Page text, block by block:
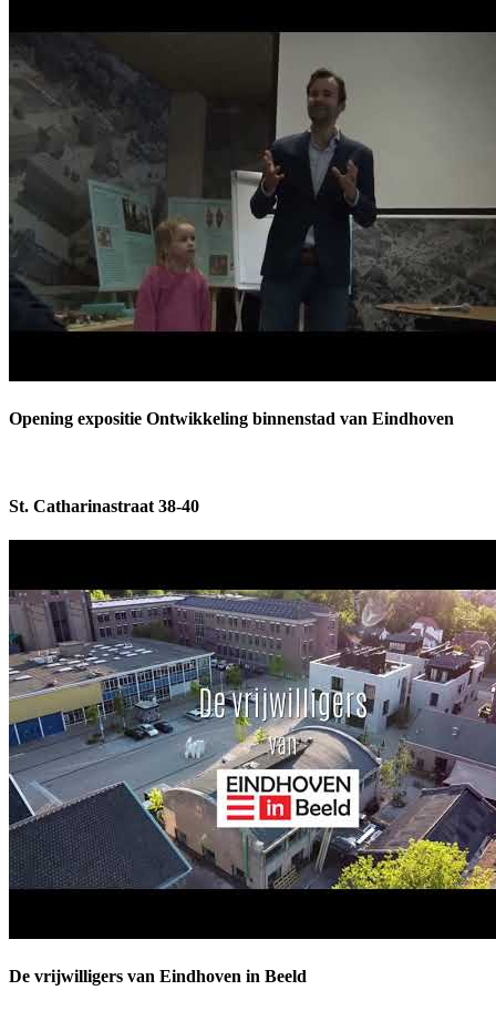
Opening expositie Ontwikkeling binnenstad van Eindhoven
St. Catharinastraat 38-40
De vrijwilligers van Eindhoven in Beeld